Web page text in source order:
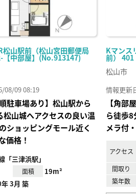
山駅前（松山宮田郵便局
【中部屋】(No.913147)
08/09 08:19
駐車場あり】松山駅から
松山城へアクセスの良い温
ショッピングモール近く
価格！
「三津浜駅」
面積 19m²
3月 築
Kマンス
前）
松山市
情報更新
【角部
ら徒歩
メラ付
アクセス
間取り
築年数